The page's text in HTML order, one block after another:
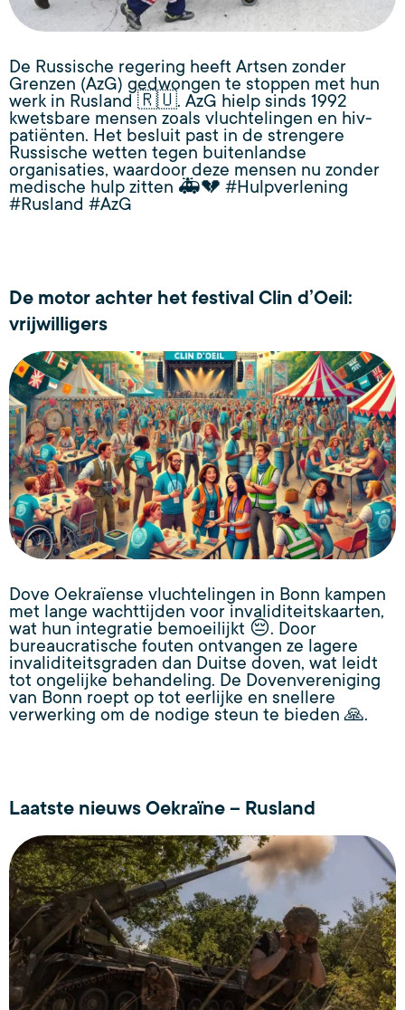
De Russische regering heeft Artsen zonder
Grenzen (AzG) gedwongen te stoppen met hun
werk in Rusland 🇷🇺. AzG hielp sinds 1992
kwetsbare mensen zoals vluchtelingen en hiv-
patiënten. Het besluit past in de strengere
Russische wetten tegen buitenlandse
organisaties, waardoor deze mensen nu zonder
medische hulp zitten 🚑💔 #Hulpverlening
#Rusland #AzG
De motor achter het festival Clin d’Oeil:
vrijwilligers
Dove Oekraïense vluchtelingen in Bonn kampen
met lange wachttijden voor invaliditeitskaarten,
wat hun integratie bemoeilijkt 😔. Door
bureaucratische fouten ontvangen ze lagere
invaliditeitsgraden dan Duitse doven, wat leidt
tot ongelijke behandeling. De Dovenvereniging
van Bonn roept op tot eerlijke en snellere
verwerking om de nodige steun te bieden 🙏.
Laatste nieuws Oekraïne – Rusland